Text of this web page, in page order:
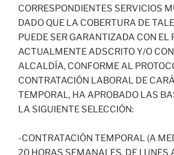
CORRESPONDIENTES SERVICIOS
DADO QUE LA COBERTURA DE
PUEDE SER GARANTIZADA CON EL
ACTUALMENTE ADSCRITO Y/O
ALCALDÍA, CONFORME AL
CONTRATACIÓN LABORAL DE
TEMPORAL, HA APROBADO LAS
LA SIGUIENTE SELECCIÓN:
-CONTRATACIÓN TEMPORAL (A
20 HORAS SEMANALES, DE LUNES